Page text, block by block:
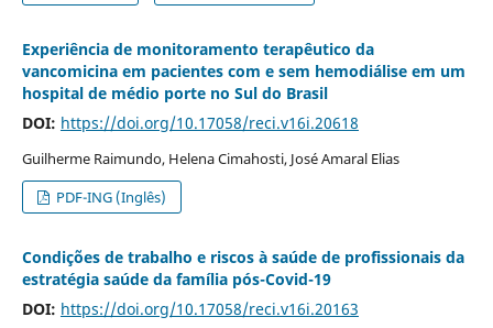
Experiência de monitoramento terapêutico da
vancomicina em pacientes com e sem hemodiálise em um
hospital de médio porte no Sul do Brasil
DOI: https://doi.org/10.17058/reci.v16i.20618
Guilherme Raimundo, Helena Cimahosti, José Amaral Elias
PDF-ING (Inglês)
Condições de trabalho e riscos à saúde de profissionais da
estratégia saúde da família pós-Covid-19
DOI: https://doi.org/10.17058/reci.v16i.20163